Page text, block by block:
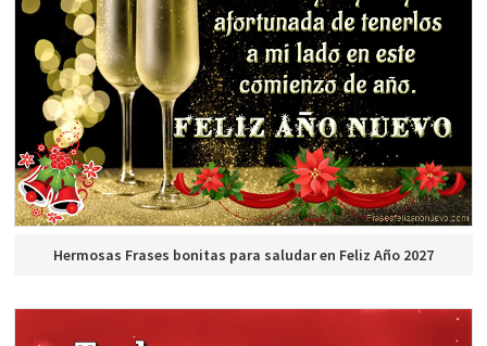
Hermosas Frases bonitas para saludar en Feliz Año 2027